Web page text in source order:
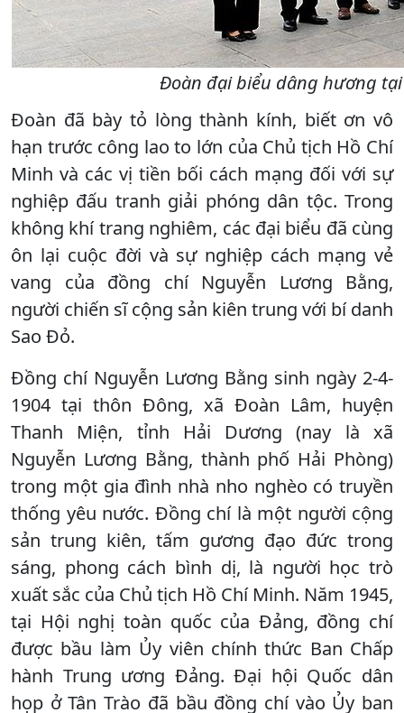
Đoàn đại biểu dâng hương
Đoàn đã bày tỏ lòng thành kính, biết ơn vô
hạn trước công lao to lớn của Chủ tịch Hồ Chí
Minh và các vị tiền bối cách mạng đối với sự
nghiệp đấu tranh giải phóng dân tộc. Trong
không khí trang nghiêm, các đại biểu đã cùng
ôn lại cuộc đời và sự nghiệp cách mạng vẻ
vang của đồng chí Nguyễn Lương Bằng,
người chiến sĩ cộng sản kiên trung với bí danh
Sao Đỏ.
Đồng chí Nguyễn Lương Bằng sinh ngày 2-4-
1904 tại thôn Đông, xã Đoàn Lâm, huyện
Thanh Miện, tỉnh Hải Dương (nay là xã
Nguyễn Lương Bằng, thành phố Hải Phòng)
trong một gia đình nhà nho nghèo có truyền
thống yêu nước. Đồng chí là một người cộng
sản trung kiên, tấm gương đạo đức trong
sáng, phong cách bình dị, là người học trò
xuất sắc của Chủ tịch Hồ Chí Minh. Năm 1945,
tại Hội nghị toàn quốc của Đảng, đồng chí
được bầu làm Ủy viên chính thức Ban Chấp
hành Trung ương Đảng. Đại hội Quốc dân
họp ở Tân Trào đã bầu đồng chí vào Ủy ban